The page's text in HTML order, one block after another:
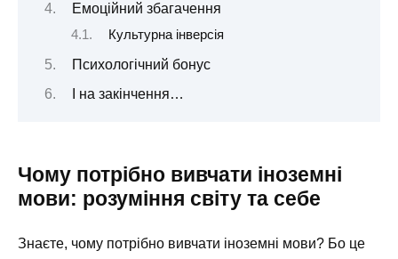
Емоційний збагачення
Культурна інверсія
Психологічний бонус
І на закінчення…
Чому потрібно вивчати іноземні
мови: розуміння світу та себе
Знаєте, чому потрібно вивчати іноземні мови? Бо це